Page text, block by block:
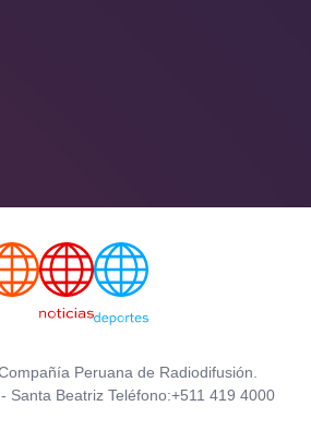
Peruana de Radiodifusión.
Santa Beatriz Teléfono:+511 419 4000